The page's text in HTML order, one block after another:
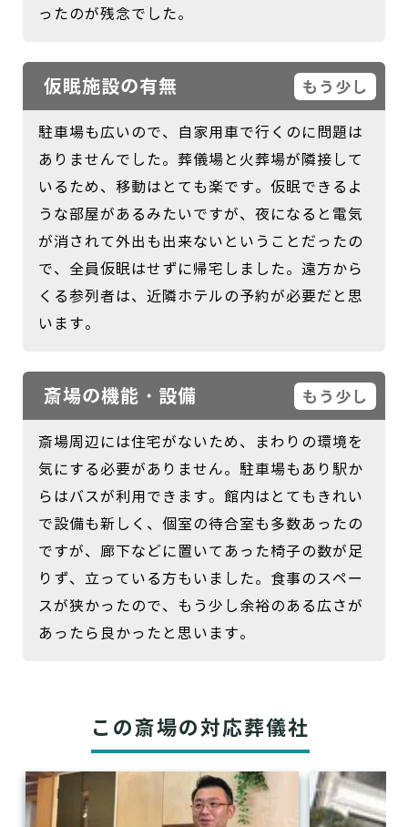
ったのが残念でした。
仮眠施設の有無 もう少し
駐車場も広いので、自家用車で行くのに問題は
ありませんでした。葬儀場と火葬場が隣接して
いるため、移動はとても楽です。仮眠できるよ
うな部屋があるみたいですが、夜になると電気
が消されて外出も出来ないということだったの
で、全員仮眠はせずに帰宅しました。遠方から
くる参列者は、近隣ホテルの予約が必要だと思
います。
斎場の機能・設備 もう少し
斎場周辺には住宅がないため、まわりの環境を
気にする必要がありません。駐車場もあり駅か
らはバスが利用できます。館内はとてもきれい
で設備も新しく、個室の待合室も多数あったの
ですが、廊下などに置いてあった椅子の数が足
りず、立っている方もいました。食事のスペー
スが狭かったので、もう少し余裕のある広さが
あったら良かったと思います。
この斎場の対応葬儀社